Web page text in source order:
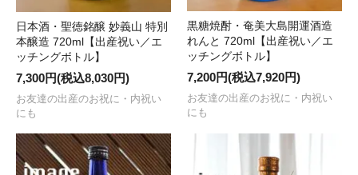
日本酒・聖徳銘醸 妙義山 特別
本醸造 720ml【出産祝い／エ
ッチングボトル】
7,300円(税込8,030円)
お友達の出産のお祝に・内祝い
にも
黒糖焼酎・奄美大島開運酒造
れんと 720ml【出産祝い／エ
ッチングボトル】
7,200円(税込7,920円)
お友達の出産のお祝に・内祝い
にも